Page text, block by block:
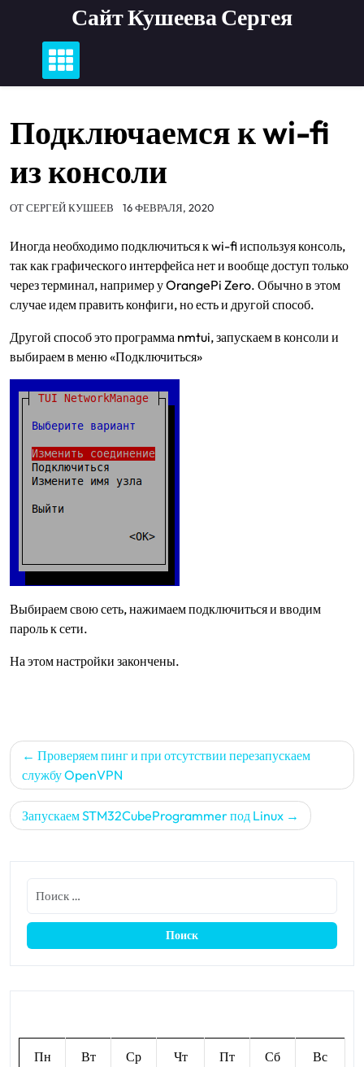
содержимому
Сайт Кушеева Сергея
Подключаемся к wi-fi
из консоли
ОТСЕРГЕЙ КУШЕЕВ 16 ФЕВРАЛЯ, 2020
Иногда необходимо подключиться к wi-fi используя консоль,
так как графического интерфейса нет и вообще доступ только
через терминал, например у OrangePi Zero. Обычно в этом
случае идем править конфиги, но есть и другой способ.
Другой способ это программа nmtui, запускаем в консоли и
выбираем в меню «Подключиться»
Выбираем свою сеть, нажимаем подключиться и вводим
пароль к сети.
На этом настройки закончены.
Навигация
по
записям
Проверяем пинг и при отсутствии перезапускаем
службу OpenVPN
Запускаем STM32CubeProgrammer под Linux
Пн Вт Ср Чт Пт Сб Вс